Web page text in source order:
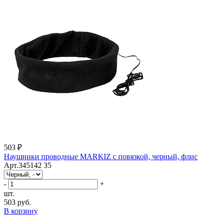
503 ₽
Наушники проводные MARKIZ с повязкой, черный, флис
Арт.345142 35
-
+
шт.
503 руб.
В корзину